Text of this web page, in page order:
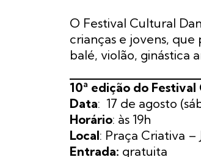
O Festival Cultural
crianças e jovens,
balé, violão, ginástica
10ª edição do
Data: 17 de agosto
Horário: às 19h
Local: Praça Criativa
Entrada: gratuita